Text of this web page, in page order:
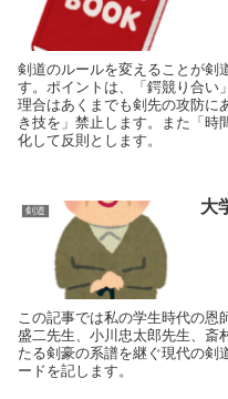
剣道のルールを変えることが剣
す。ポイントは、「鍔競り合い
理合はあくまでも剣先の攻防に
き技を」禁止します。また「時
化して反則とします。
剣道 大
この記事では私の学生時代の恩
盛二先生、小川忠太郎先生、斎
たる剣豪の系譜を継ぐ現代の剣
ードを記します。